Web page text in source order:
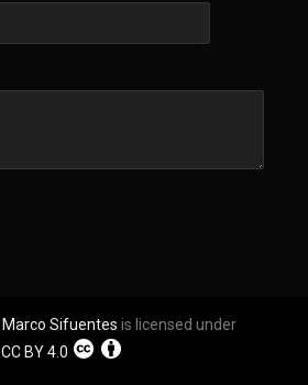
Marco Sifuentes is licensed under
CC BY 4.0